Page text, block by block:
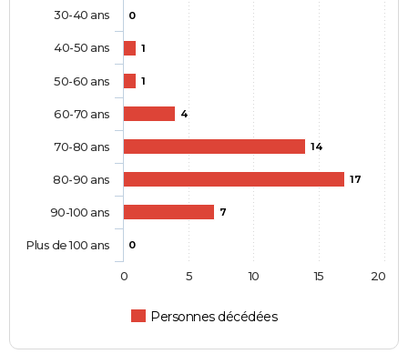
0
1
1
4
14
17
7
0
Personnes décédées
30-40 ans
40-50 ans
50-60 ans
60-70 ans
70-80 ans
80-90 ans
90-100 ans
Plus de 100 ans
0 5 10 15 20